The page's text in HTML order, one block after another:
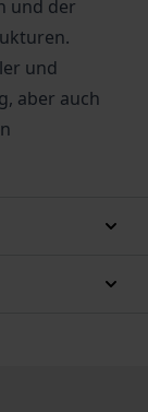
und der
und
aber auch